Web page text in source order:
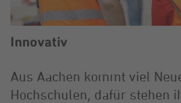
Innovativ
Aus Aachen kommt viel
Hochschulen, dafür stehen